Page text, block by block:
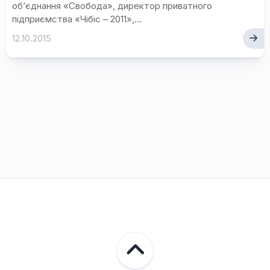
об’єднання «Свобода», директор приватного
підприємства «Чібіс – 2011»,...
12.10.2015